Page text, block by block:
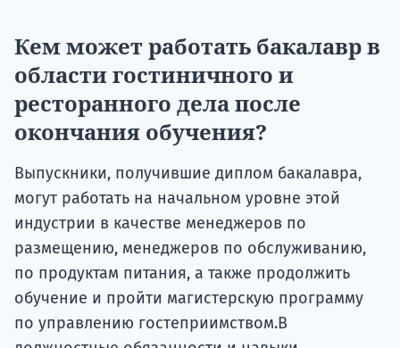
Кем может работать бакалавр в
области гостиничного и
ресторанного дела после
окончания обучения?
Выпускники, получившие диплом бакалавра,
могут работать на начальном уровне этой
индустрии в качестве менеджеров по
размещению, менеджеров по обслуживанию,
по продуктам питания, а также продолжить
обучение и пройти магистерскую программу
по управлению гостеприимством.В